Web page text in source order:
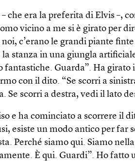
che era la preferita di Elvis –,
vicino a me si è girato per
c’erano le grandi piante
stanza in una giungla
fantastiche. Guarda”. Ha girato
con il dito. “Se scorri a
Se scorri a destra, vedi il lato
e ha cominciato a scorrere il
esiste un modo antico per far
Perché siamo qui. Siamo
È qui. Guardi”. Ho fatto